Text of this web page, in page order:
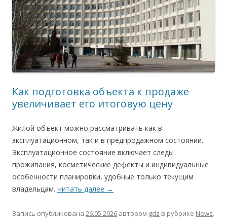
Как подготовка объекта к продаже
увеличивает его итоговую цену
Жилой объект можно рассматривать как в
эксплуатационном, так и в предпродажном состоянии.
Эксплуатационное состояние включает следы
проживания, косметические дефекты и индивидуальные
особенности планировки, удобные только текущим
владельцам. Читать далее →
Запись опубликована 26.05.2026 автором gdz в рубрике News.